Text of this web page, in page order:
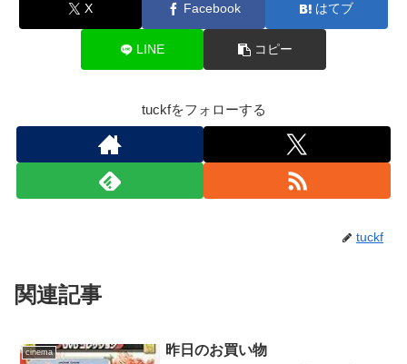
X Facebook はてブ
LINE コピー
tuckfをフォローする
tuckf
関連記事
cinema 昨日のお買い物